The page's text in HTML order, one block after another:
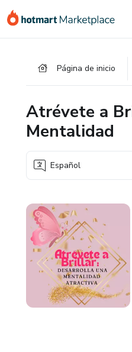
Página de inicio
Atrévete a
Mentalidad
Español